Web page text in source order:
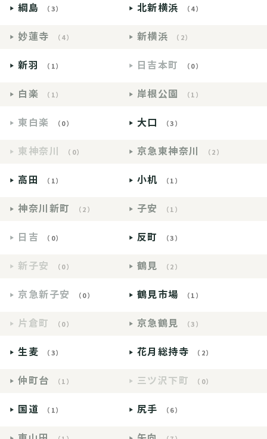
綱島 （3） 北新横浜 （4）
妙蓮寺 （4） 新横浜 （2）
新羽 （1） 日吉本町 （0）
白楽 （1） 岸根公園 （1）
東白楽 （0） 大口 （3）
東神奈川 （0） 京急東神奈川 （2）
高田 （1） 小机 （1）
神奈川新町 （2） 子安 （1）
日吉 （0） 反町 （3）
新子安 （0） 鶴見 （2）
京急新子安 （0） 鶴見市場 （1）
片倉町 （0） 京急鶴見 （3）
生麦 （3） 花月総持寺 （2）
仲町台 （1） 三ツ沢下町 （0）
国道 （1） 尻手 （6）